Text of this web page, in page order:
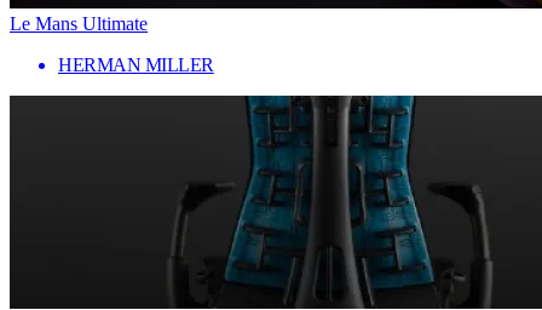
Le Mans Ultimate
HERMAN MILLER